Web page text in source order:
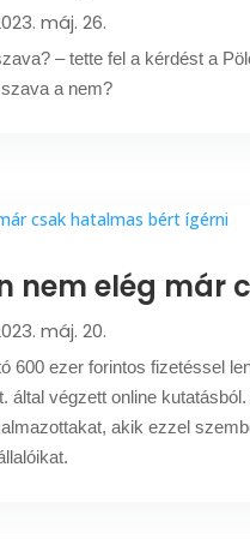
máj. 26.
– tette fel a kérdést a
a nem?
nem elég már
máj. 20.
600 ezer forintos fizetéssel
által végzett online
akik ezzel